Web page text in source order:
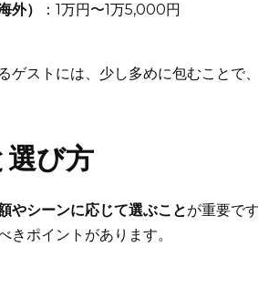
外） ：1万円〜1万5,000円
ゲストには、少し多めに包むことで
選び方
やシーンに応じて選ぶことが重要で
きポイントがあります。